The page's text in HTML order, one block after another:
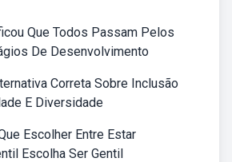
Que Todos Passam Pelos
De Desenvolvimento
Correta Sobre Inclusão
E Diversidade
Escolher Entre Estar
Escolha Ser Gentil